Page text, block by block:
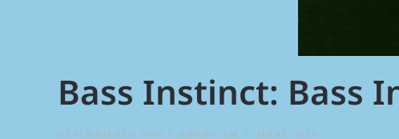
Bass Instinct: Bass
GESCHRIEBEN VON F.GROHS AM 5. MÄRZ 2026